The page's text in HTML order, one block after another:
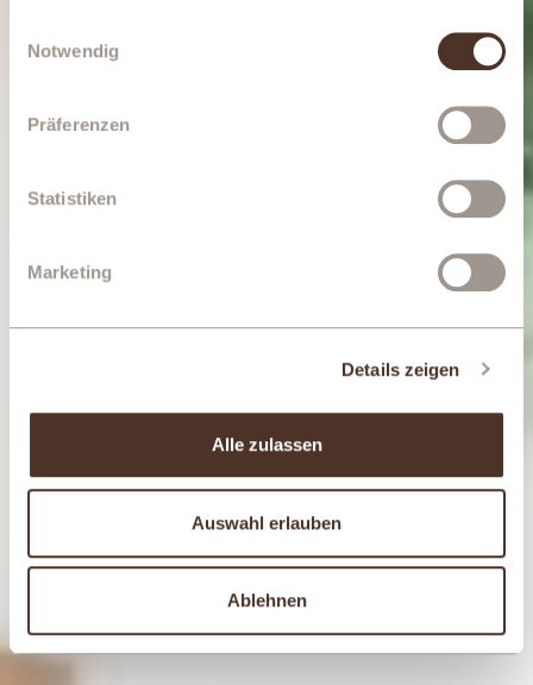
Notwendig
Präferenzen
Statistiken
Marketing
Details zeigen
Alle zulassen
Auswahl erlauben
Ablehnen